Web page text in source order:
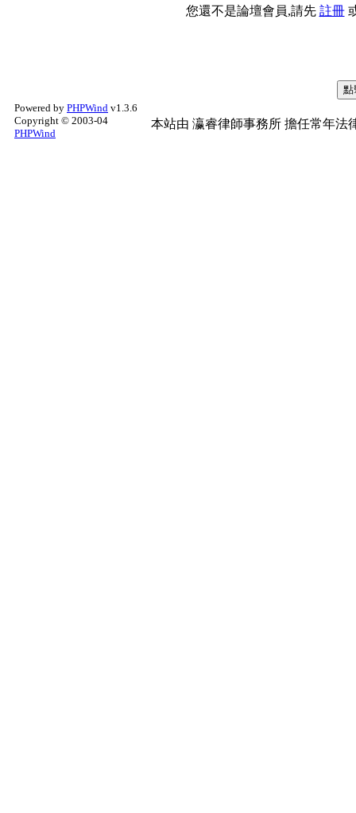
您還不是論壇會員,請先 註冊
Powered by PHPWind v1.3.6
Copyright © 2003-04
PHPWind
本站由 瀛睿律師事務所 擔任常年法